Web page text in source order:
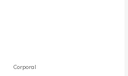
Corporal